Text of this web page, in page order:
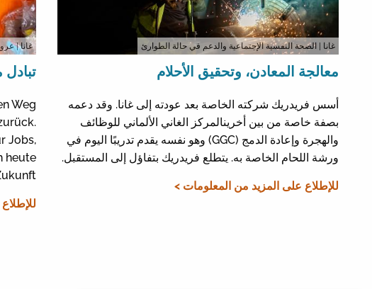
غانا | الصحة النفسية الإجتماعية والدعم في حالة الطوارئ
معالجة المعادن، وتحقيق الأحلام
أسس فريدريك شركته الخاصة بعد عودته إلى غانا. وقد دعمه
بصفة خاصة من بين أخرينالمركز الغاني الألماني للوظائف
والهجرة وإعادة الدمج (GGC) وهو نفسه يقدم تدريبًا اليوم في
ورشة اللحام الخاصة به. يتطلع فريدريك بتفاؤل إلى المستقبل.
للإطلاع على المزيد من المعلومات >
غانا|
Weg
Jobs,
heute